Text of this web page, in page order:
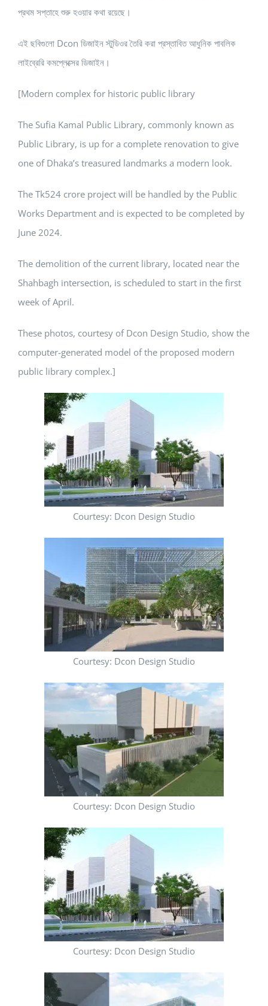
প্রথম সপ্তাহে শুরু হওয়ার কথা রয়েছে।
এই ছবিগুলো Dcon ডিজাইন স্টুডিওর তৈরি করা প্রস্তাবিত আধুনিক পাবলিক
লাইব্রেরি কমপ্লেক্সের ডিজাইন।
[Modern complex for historic public library
The Sufia Kamal Public Library, commonly known as
Public Library, is up for a complete renovation to give
one of Dhaka’s treasured landmarks a modern look.
The Tk524 crore project will be handled by the Public
Works Department and is expected to be completed by
June 2024.
The demolition of the current library, located near the
Shahbagh intersection, is scheduled to start in the first
week of April.
These photos, courtesy of Dcon Design Studio, show the
computer-generated model of the proposed modern
public library complex.]
Courtesy: Dcon Design Studio
Courtesy: Dcon Design Studio
Courtesy: Dcon Design Studio
Courtesy: Dcon Design Studio